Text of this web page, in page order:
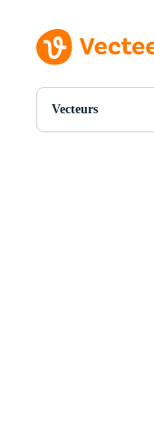
Vecteurs
Toutes Images
Événements